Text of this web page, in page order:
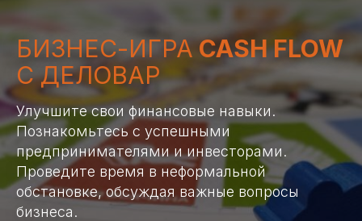
БИЗНЕС-ИГРАCASH FLOW
С ДЕЛОВАР
Улучшите свои финансовые навыки.
Познакомьтесь с успешными
предпринимателями и инвесторами.
Проведите время в неформальной
обстановке, обсуждая важные вопросы
бизнеса.